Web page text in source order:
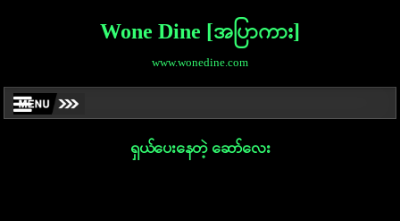
Wone Dine [အပြာကား]
www.wonedine.com
ရှယ်ပေးနေတဲ့ ဆော်လေး